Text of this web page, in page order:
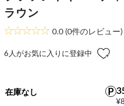
ラウン
0.0 (0件のレビュー)
6 人がお気に入りに登録中
在庫なし